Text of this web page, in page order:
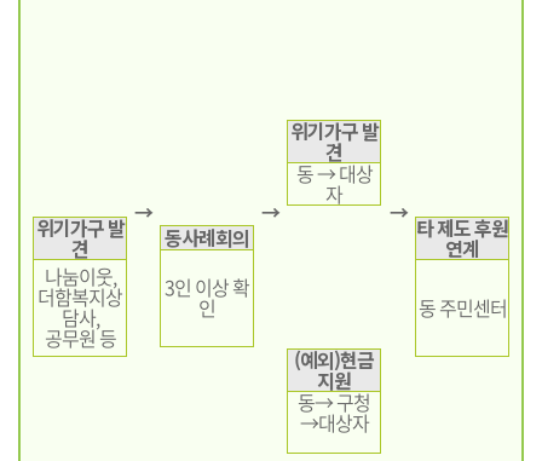
→ → →
위기가구 발
견
나눔이웃,
더함복지상
담사,
공무원 등
동사례회의
3인 이상 확
인
위기가구 발
견
동 → 대상
자
(예외)현금
지원
동→ 구청
→대상자
타 제도 후원
연계
동 주민센터